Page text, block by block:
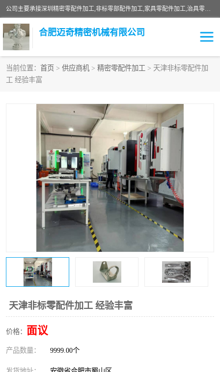
公司主要承接深圳精密零配件加工,非标零部配件加工,家具零配件加工,治具零配件加工,安徽精密零配件加工等各种各种精密机械加工，欢迎来来电咨询！
合肥迈奇精密机械有限公司
当前位置： 首页 > 供应商机 > 精密零配件加工 > 天津非标零配件加
工 经验丰富
天津非标零配件加工 经验丰富
价格： 面议
产品数量： 9999.00个
铣床加工
机器人零件加工 绝缘材料加工
家具零配件加工 数控精密机加工
零部件机加工 机床零件加工
CNC加工 数控机床加工
不锈钢加工